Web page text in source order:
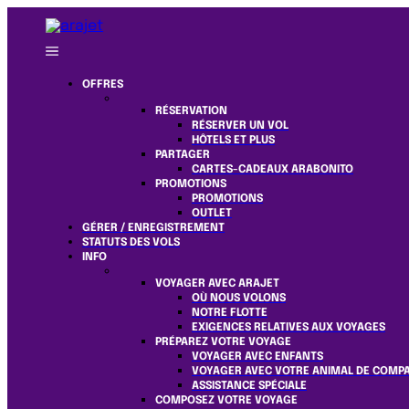
OFFRES
RÉSERVATION
RÉSERVER UN VOL
HÔTELS ET PLUS
PARTAGER
CARTES-CADEAUX ARABONITO
PROMOTIONS
PROMOTIONS
OUTLET
GÉRER / ENREGISTREMENT
STATUTS DES VOLS
INFO
VOYAGER AVEC ARAJET
OÙ NOUS VOLONS
NOTRE FLOTTE
EXIGENCES RELATIVES AUX VOYAGES
PRÉPAREZ VOTRE VOYAGE
VOYAGER AVEC ENFANTS
VOYAGER AVEC VOTRE ANIMAL DE
ASSISTANCE SPÉCIALE
COMPOSEZ VOTRE VOYAGE